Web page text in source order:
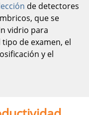
de detectores
que se
vidrio para
de examen, el
y el